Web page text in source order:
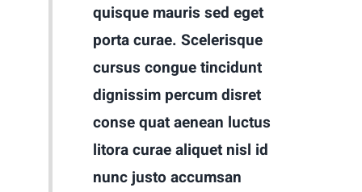
quisque mauris sed eget
porta curae. Scelerisque
cursus congue tincidunt
dignissim percum disret
conse quat aenean luctus
litora curae aliquet nisl id
nunc justo accumsan